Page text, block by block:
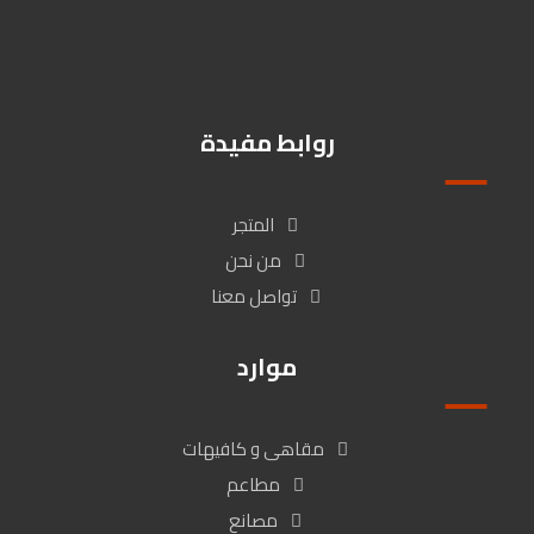
روابط مفيدة
المتجر
من نحن
تواصل معنا
موارد
مقاهى و كافيهات
مطاعم
مصانع